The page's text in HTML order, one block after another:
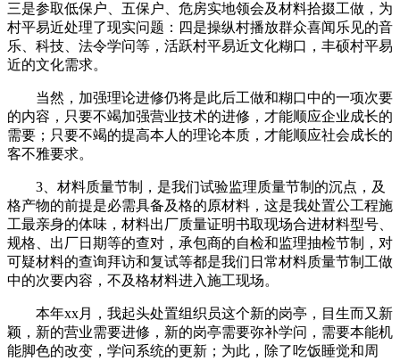
三是参取低保户、五保户、危房实地领会及材料拾掇工做，为
村平易近处理了现实问题：四是操纵村播放群众喜闻乐见的音
乐、科技、法令学问等，活跃村平易近文化糊口，丰硕村平易
近的文化需求。
当然，加强理论进修仍将是此后工做和糊口中的一项次要
的内容，只要不竭加强营业技术的进修，才能顺应企业成长的
需要；只要不竭的提高本人的理论本质，才能顺应社会成长的
客不雅要求。
3、材料质量节制，是我们试验监理质量节制的沉点，及
格产物的前提是必需具备及格的原材料，这是我处置公工程施
工最亲身的体味，材料出厂质量证明书取现场合进材料型号、
规格、出厂日期等的查对，承包商的自检和监理抽检节制，对
可疑材料的查询拜访和复试等都是我们日常材料质量节制工做
中的次要内容，不及格材料进入施工现场。
本年xx月，我起头处置组织员这个新的岗亭，目生而又新
颖，新的营业需要进修，新的岗亭需要弥补学问，需要本能机
能脚色的改变，学问系统的更新；为此，除了吃饭睡觉和周